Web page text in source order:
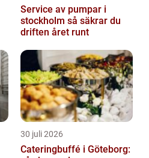
Service av pumpar i
stockholm så säkrar du
driften året runt
30 juli 2026
Cateringbuffé i Göteborg: